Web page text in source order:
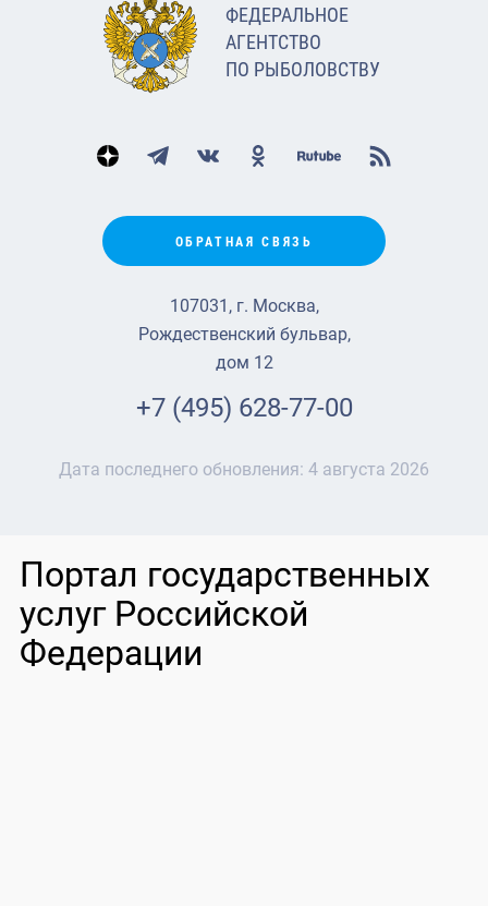
ФЕДЕРАЛЬНОЕ
АГЕНТСТВО
ПО РЫБОЛОВСТВУ
ОБРАТНАЯ СВЯЗЬ
107031, г. Москва,
Рождественский бульвар,
дом 12
+7 (495) 628-77-00
Дата последнего обновления: 4 августа 2026
Портал государственных
услуг Российской
Федерации